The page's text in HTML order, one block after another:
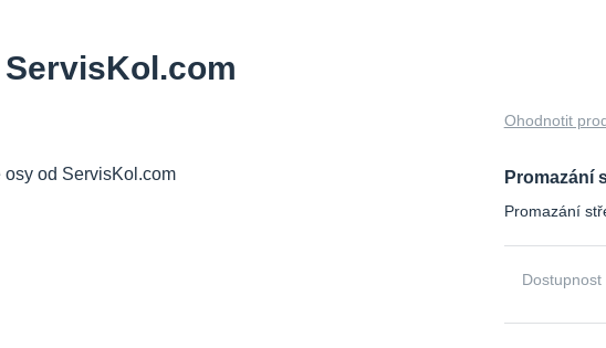
Ohodnotit
Promazání
Promazání
Dostupnost